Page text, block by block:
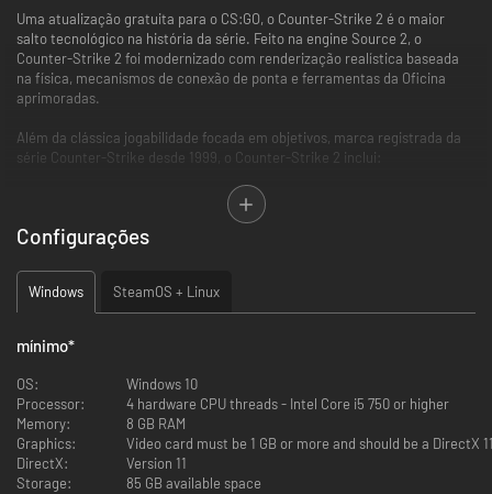
Uma atualização gratuita para o CS:GO, o Counter-Strike 2 é o maior
salto tecnológico na história da série. Feito na engine Source 2, o
Counter-Strike 2 foi modernizado com renderização realística baseada
na física, mecanismos de conexão de ponta e ferramentas da Oficina
aprimoradas.
Além da clássica jogabilidade focada em objetivos, marca registrada da
série Counter-Strike desde 1999, o Counter-Strike 2 inclui:
Inédita CSficação no modo Especial atualizado.
Tabelas de classificação mundiais e regionais.
Granadas de fumaça dinâmicas inovadoras.
Jogabilidade independente da taxa de atualização (
servidor.
Efeitos visuais e sonoros refeitos.
Todos os itens do CS:GO.
Configurações
Windows SteamOS + Linux
mínimo*
OS:
Windows 10
Processor:
4 hardware CPU threads - Intel Core i5 750 or higher
Memory:
8 GB RAM
Graphics:
Video card must be 1 GB or more and should be a
DirectX:
Version 11
Storage:
85 GB available space